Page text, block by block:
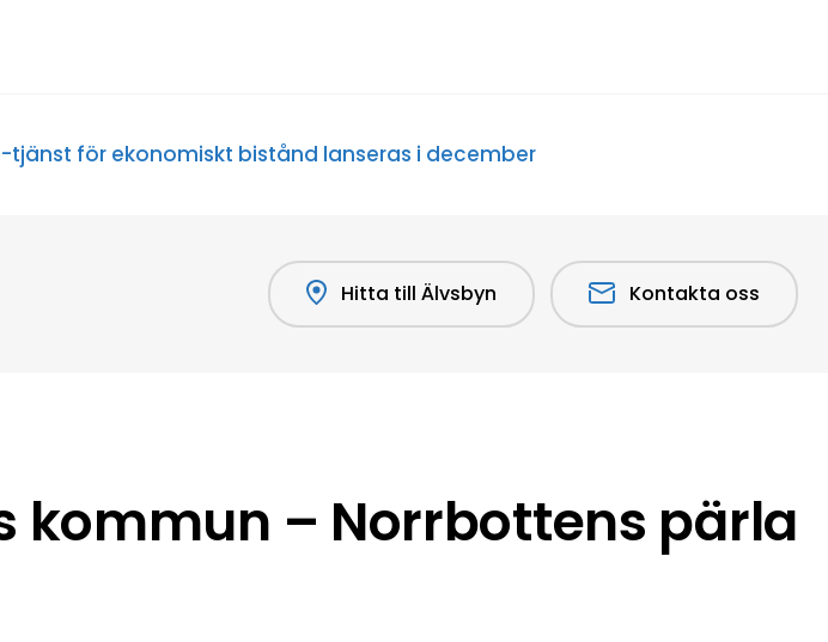
tjänst för ekonomiskt bistånd lanseras i december
Hitta till Älvsbyn Kontakta oss
kommun – Norrbottens pärla